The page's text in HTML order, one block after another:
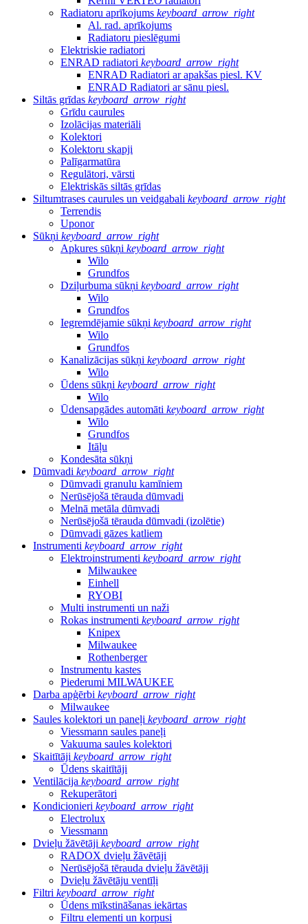
Radiatoru aprīkojums keyboard_arrow_right
Al. rad. aprīkojums
Radiatoru pieslēgumi
Elektriskie radiatori
ENRAD radiatori keyboard_arrow_right
ENRAD Radiatori ar apakšas piesl. KV
ENRAD Radiatori ar sānu piesl.
Siltās grīdas keyboard_arrow_right
Grīdu caurules
Izolācijas materiāli
Kolektori
Kolektoru skapji
Palīgarmatūra
Regulātori, vārsti
Elektriskās siltās grīdas
Siltumtrases caurules un veidgabali keyboard_arrow_right
Terrendis
Uponor
Sūkņi keyboard_arrow_right
Apkures sūkņi keyboard_arrow_right
Wilo
Grundfos
Dziļurbuma sūkņi keyboard_arrow_right
Wilo
Grundfos
Iegremdējamie sūkņi keyboard_arrow_right
Wilo
Grundfos
Kanalizācijas sūkņi keyboard_arrow_right
Wilo
Ūdens sūkņi keyboard_arrow_right
Wilo
Ūdensapgādes automāti keyboard_arrow_right
Wilo
Grundfos
Itāļu
Kondesāta sūkņi
Dūmvadi keyboard_arrow_right
Dūmvadi granulu kamīniem
Nerūsējošā tērauda dūmvadi
Melnā metāla dūmvadi
Nerūsējošā tērauda dūmvadi (izolētie)
Dūmvadi gāzes katliem
Instrumenti keyboard_arrow_right
Elektroinstrumenti keyboard_arrow_right
Milwaukee
Einhell
RYOBI
Multi instrumenti un naži
Rokas instrumenti keyboard_arrow_right
Knipex
Milwaukee
Rothenberger
Instrumentu kastes
Piederumi MILWAUKEE
Darba apģērbi keyboard_arrow_right
Milwaukee
Saules kolektori un paneļi keyboard_arrow_right
Viessmann saules paneļi
Vakuuma saules kolektori
Skaitītāji keyboard_arrow_right
Ūdens skaitītāji
Ventilācija keyboard_arrow_right
Rekuperātori
Kondicionieri keyboard_arrow_right
Electrolux
Viessmann
Dvieļu žāvētāji keyboard_arrow_right
RADOX dvieļu žāvētāji
Nerūsējošā tērauda dvieļu žāvētāji
Dvieļu žāvētāju ventīļi
Filtri keyboard_arrow_right
Ūdens mīkstināšanas iekārtas
Filtru elementi un korpusi